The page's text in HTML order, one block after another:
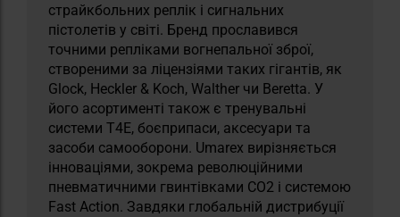
страйкбольних реплік і сигнальних
пістолетів у світі. Бренд прославився
точними репліками вогнепальної зброї,
створеними за ліцензіями таких гігантів, як
Glock, Heckler & Koch, Walther чи Beretta. У
його асортименті також є тренувальні
системи T4E, боєприпаси, аксесуари та
засоби самооборони. Umarex вирізняється
інноваціями, зокрема революційними
пневматичними гвинтівками CO2 і системою
Fast Action. Завдяки глобальній дистрибуції